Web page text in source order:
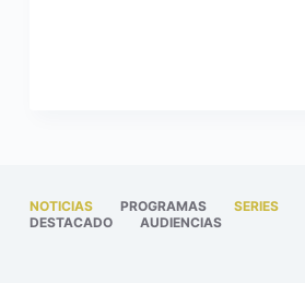
NOTICIAS PROGRAMAS SERIES
DESTACADO
AUDIENCIAS